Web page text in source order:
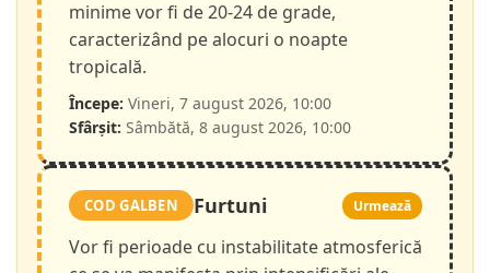
minime vor fi de 20-24 de grade,
caracterizând pe alocuri o noapte
tropicală.
Începe: Vineri, 7 august 2026, 10:00
Sfârșit: Sâmbătă, 8 august 2026, 10:00
COD GALBEN Furtuni Urmează
Vor fi perioade cu instabilitate atmosferică